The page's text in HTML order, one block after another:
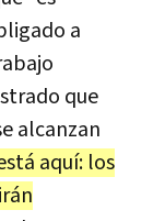
a
que
alcanzan
aquí: los